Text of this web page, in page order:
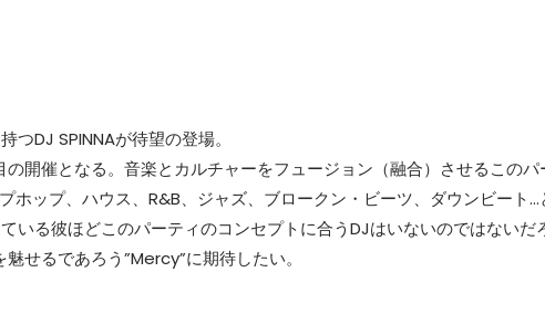
DJ SPINNAが待望の登場。
開催となる。音楽とカルチャーをフュージョン（融合）させるこのパ
ホップ、ハウス、R&B、ジャズ、ブロークン・ビーツ、ダウンビート…
いる彼ほどこのパーティのコンセプトに合うDJはいないのではないだ
せるであろう”Mercy”に期待したい。